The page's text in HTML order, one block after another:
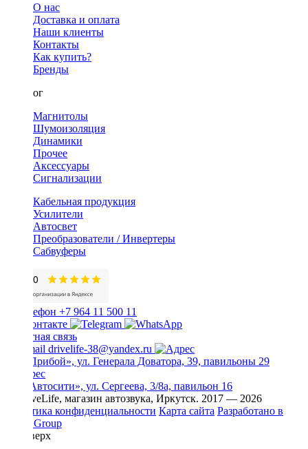
О нас
Доставка и оплата
Наши клиенты
Контакты
Как купить?
Бренды
Каталог
Магнитолы
Шумоизоляция
Динамики
Прочее
Аксессуары
Сигнализации
Кабельная продукция
Усилители
Автосвет
Преобразователи / Инвертеры
Сабвуферы
+7 964 11 500 11
Обратная связь
drivelife-38@yandex.ru
ТЦ «Прибой», ул. Генерала Доватора, 39, павильоны 29
ТЦ «Автосити», ул. Сергеева, 3/8а, павильон 16
© DriveLife, магазин автозвука, Иркутск. 2017 — 2026
Политика конфиденциальности Карта сайта Разработано в
Prime Group